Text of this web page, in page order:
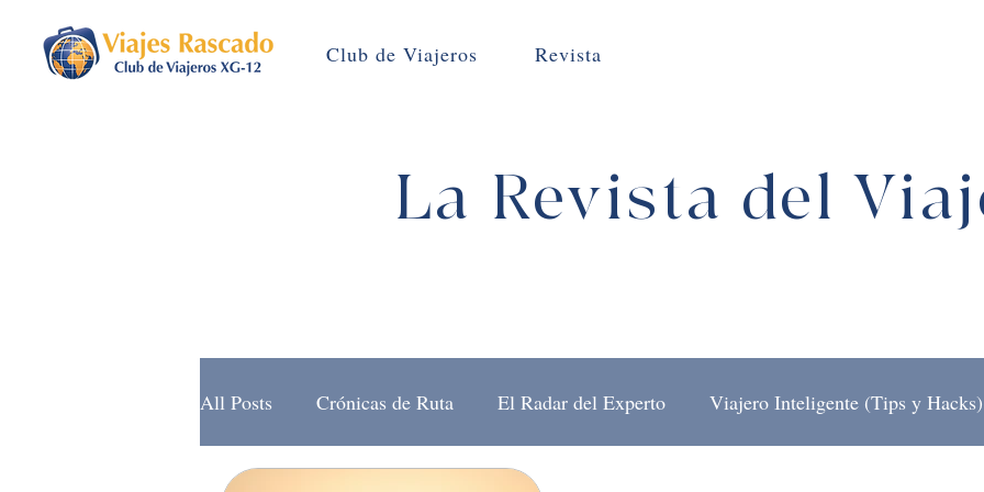
Club de Viajeros Revista
La Revista del
All Posts Crónicas de Ruta El Radar del Experto Viajero Inteligente (Tips y Hacks)